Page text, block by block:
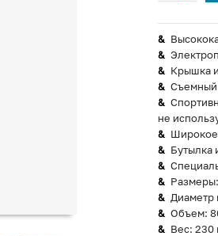
Крышка
Съемный
не
Широкое
Бутылка
Диаметр
Объем:
Вес: 230